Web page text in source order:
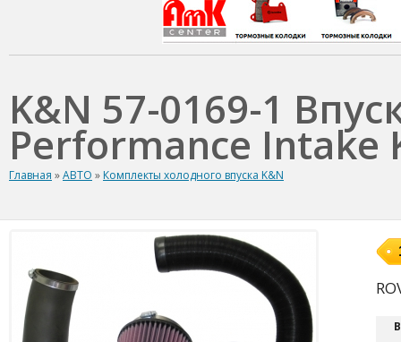
K&N 57-0169-1
Performance Intake
Главная »АВТО » Комплекты холодного впуска K&N